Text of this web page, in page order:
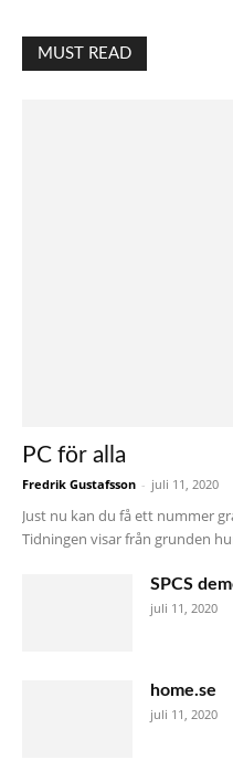
MUST READ
PC för alla
Fredrik Gustafsson - juli 11, 2020
Just nu kan du få ett nummer
Tidningen visar från grunden
SPCS
juli 11, 2020
home.se
juli 11, 2020